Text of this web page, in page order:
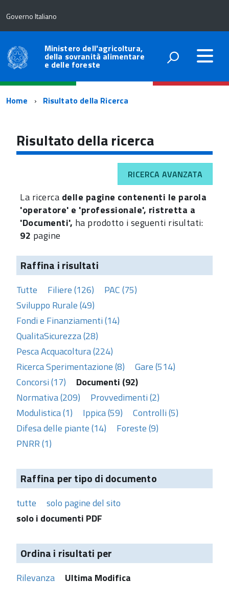
Governo Italiano
Ministero dell'agricoltura,
della sovranità alimentare
e delle foreste
Percorso
navigazione
Home Risultato della Ricerca
Risultato della ricerca
RICERCA AVANZATA
La ricerca delle pagine contenenti le parola
'operatore' e 'professionale', ristretta a
'Documenti', ha prodotto i seguenti risultati:
92 pagine
Raffina i risultati
Tutte Filiere (126)
PAC (75)
Sviluppo Rurale (49)
Fondi e Finanziamenti (14)
QualitaSicurezza (28)
Pesca Acquacoltura (224)
Ricerca Sperimentazione (8)
Gare (514)
Concorsi (17)
Documenti (92)
Normativa (209)
Provvedimenti (2)
Modulistica (1)
Ippica (59)
Controlli (5)
Difesa delle piante (14)
Foreste (9)
PNRR (1)
Raffina per tipo di documento
tutte
solo pagine del sito
solo i documenti PDF
Ordina i risultati per
Rilevanza Ultima Modifica